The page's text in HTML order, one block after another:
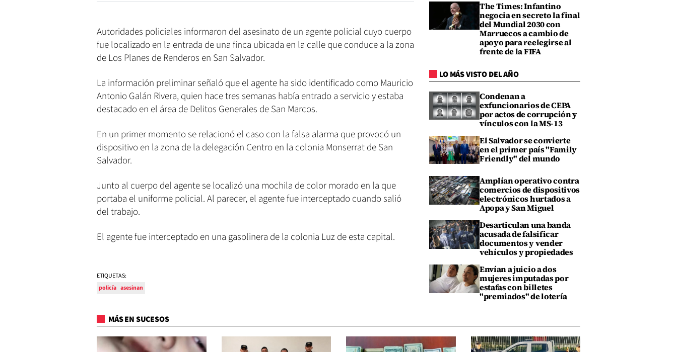
Autoridades policiales informaron del asesinato de un agente policial cuyo cuerpo
fue localizado en la entrada de una finca ubicada en la calle que conduce a la zona
de Los Planes de Renderos en San Salvador.
La información preliminar señaló que el agente ha sido identificado como Mauricio
Antonio Galán Rivera, quien hace tres semanas había entrado a servicio y estaba
destacado en el área de Delitos Generales de San Marcos.
En un primer momento se relacionó el caso con la falsa alarma que provocó un
dispositivo en la zona de la delegación Centro en la colonia Monserrat de San
Salvador.
Junto al cuerpo del agente se localizó una mochila de color morado en la que
portaba el uniforme policial. Al parecer, el agente fue interceptado cuando salió
del trabajo.
El agente fue interceptado en una gasolinera de la colonia Luz de esta capital.
ETIQUETAS:
policía asesinan
The Times: Infantino
negocia en secreto la final
del Mundial 2030 con
Marruecos a cambio de
apoyo para reelegirse al
frente de la FIFA
LO MÁS VISTO DEL AÑO
Condenan a
exfuncionarios de CEPA
por actos de corrupción y
vínculos con la MS-13
El Salvador se convierte
en el primer país "Family
Friendly" del mundo
Amplían operativo contra
comercios de dispositivos
electrónicos hurtados a
Apopa y San Miguel
Desarticulan una banda
acusada de falsificar
documentos y vender
vehículos y propiedades
Envían a juicio a dos
mujeres imputadas por
estafas con billetes
"premiados" de lotería
MÁS EN SUCESOS